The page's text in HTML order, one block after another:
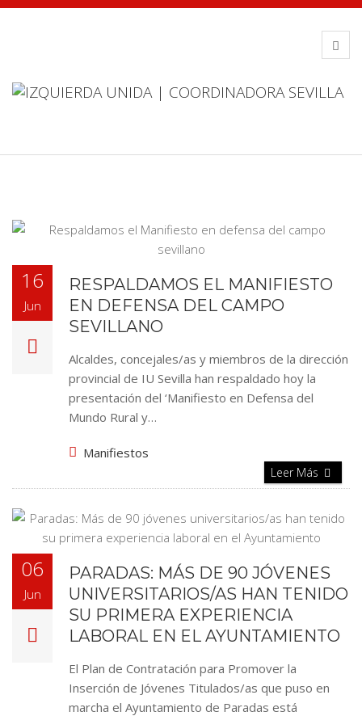
16
Jun
RESPALDAMOS EL MANIFIESTO
EN DEFENSA DEL CAMPO
SEVILLANO
Alcaldes, concejales/as y miembros de la dirección
provincial de IU Sevilla han respaldado hoy la
presentación del ‘Manifiesto en Defensa del
Mundo Rural y…
Manifiestos
Leer Más
06
Jun
PARADAS: MÁS DE 90 JÓVENES
UNIVERSITARIOS/AS HAN TENIDO
SU PRIMERA EXPERIENCIA
LABORAL EN EL AYUNTAMIENTO
El Plan de Contratación para Promover la
Inserción de Jóvenes Titulados/as que puso en
marcha el Ayuntamiento de Paradas está